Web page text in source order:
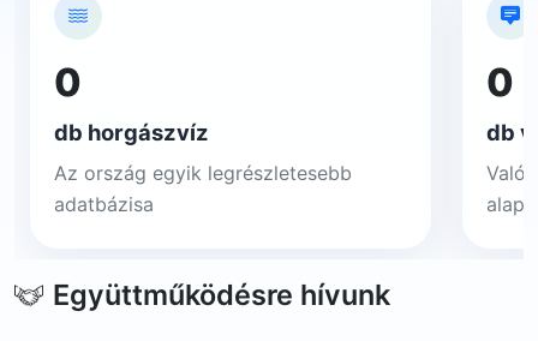
0
db horgászvíz
Az ország egyik legrészletesebb
adatbázisa
0
db
Együttműködésre hívunk